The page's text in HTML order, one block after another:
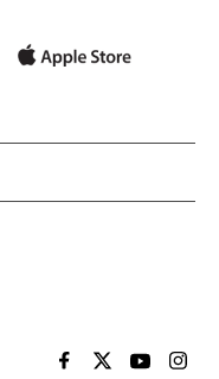
EL PAÍS BRASIL EN
EL PAÍSEL PAÍS
EL